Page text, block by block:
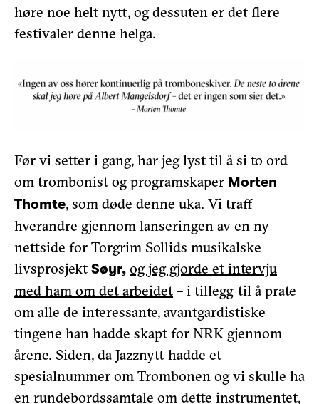
høre noe helt nytt, og dessuten er det flere
festivaler denne helga.
Før vi setter i gang, har jeg lyst til å si to ord
om trombonist og programskaper Morten
Thomte, som døde denne uka. Vi traff
hverandre gjennom lanseringen av en ny
nettside for Torgrim Sollids musikalske
livsprosjekt Søyr, og jeg gjorde et intervju
med ham om det arbeidet – i tillegg til å prate
om alle de interessante, avantgardistiske
tingene han hadde skapt for NRK gjennom
årene. Siden, da Jazznytt hadde et
spesialnummer om Trombonen og vi skulle ha
en rundebordssamtale om dette instrumentet,